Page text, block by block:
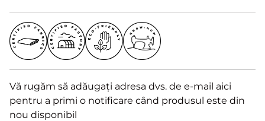
Vă rugăm să adăugați adresa dvs. de e-mail aici
pentru a primi o notificare când produsul este din
nou disponibil